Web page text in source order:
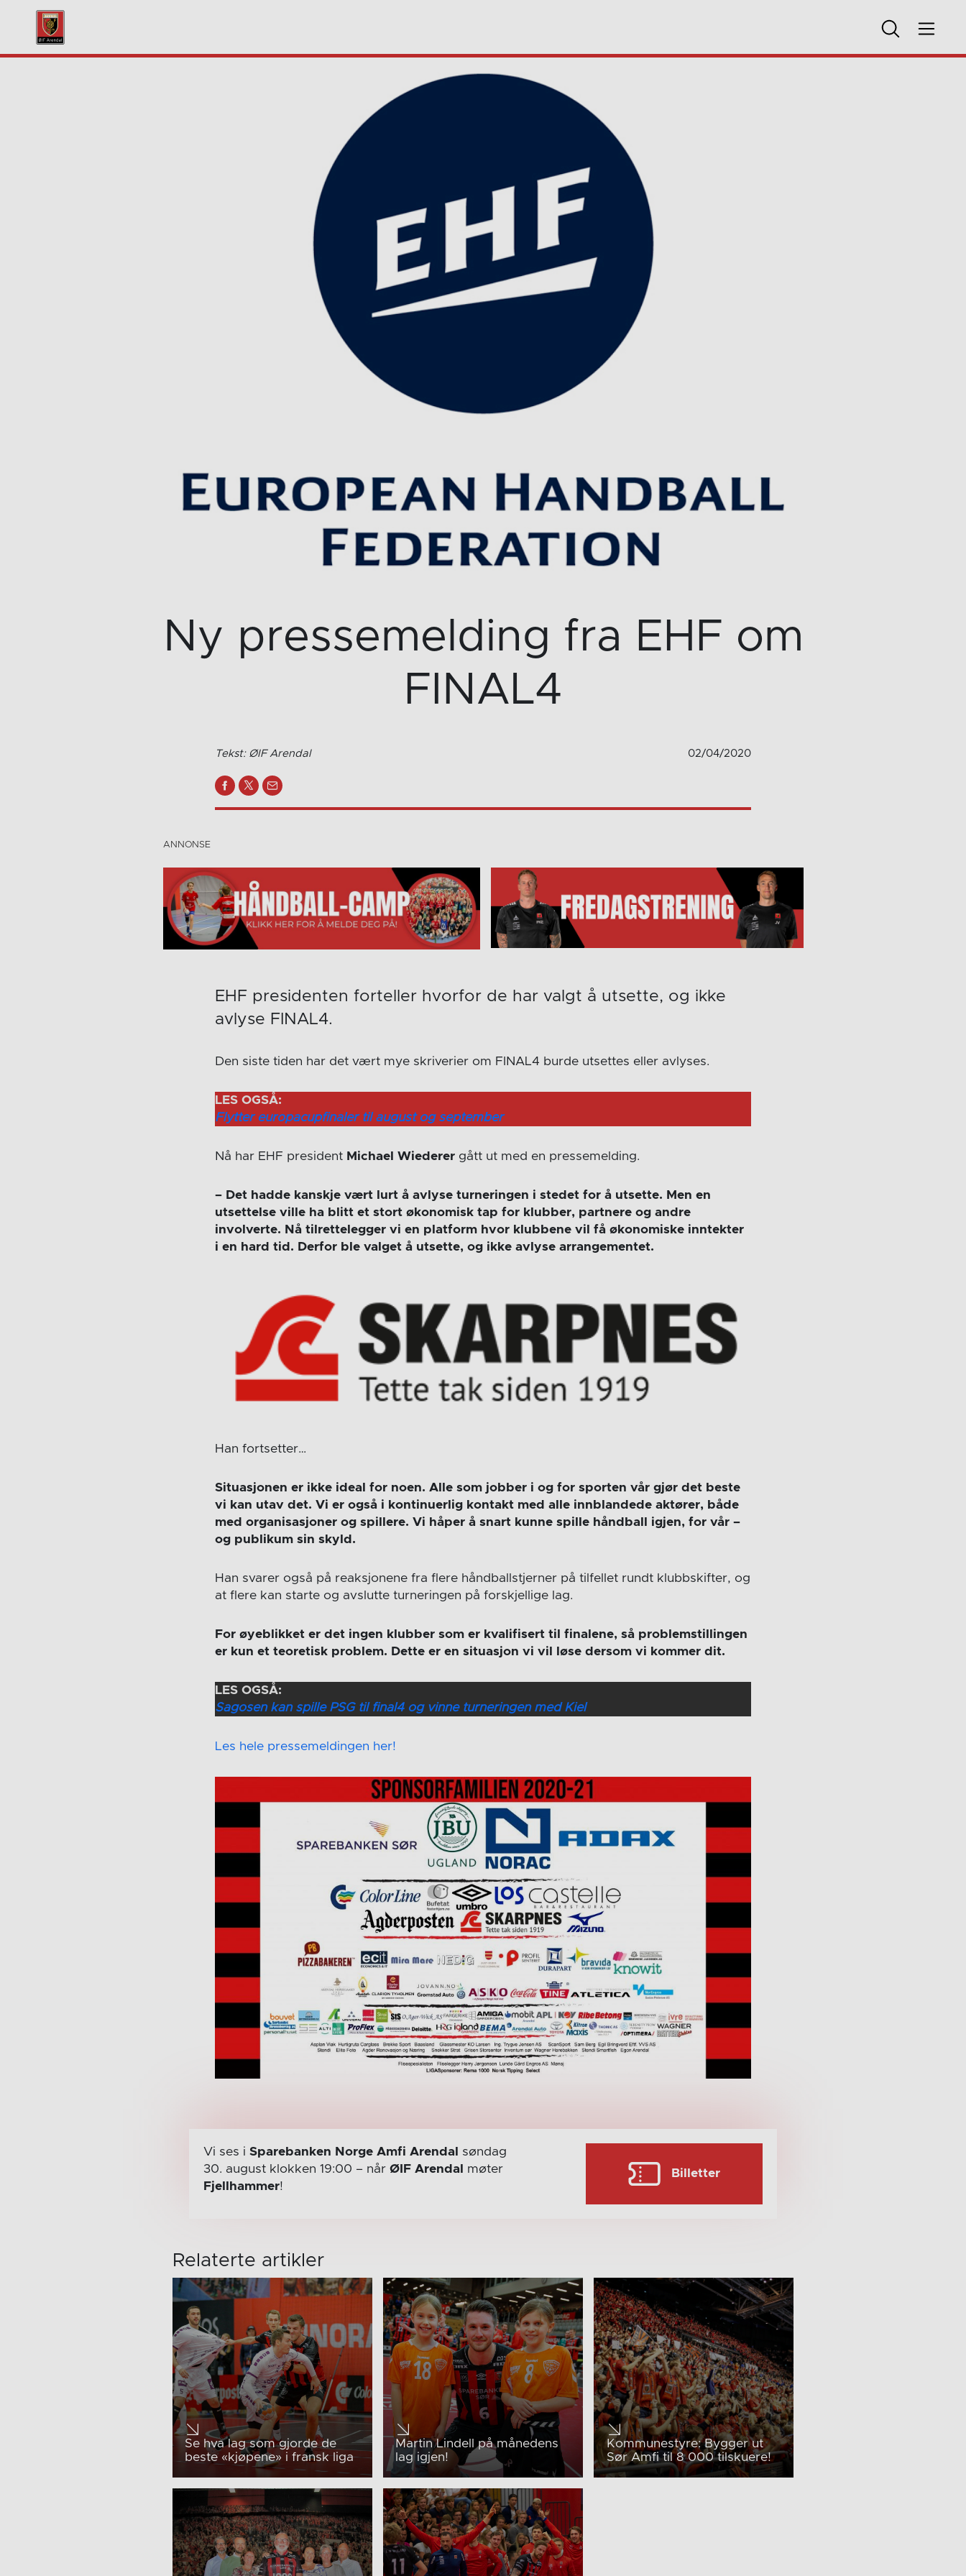
Ny pressemelding fra EHF om
FINAL4
Tekst: ØIF Arendal 02/04/2020
EHF presidenten forteller hvorfor de har valgt å utsette, og ikke
avlyse FINAL4.
Den siste tiden har det vært mye skriverier om FINAL4 burde utsettes eller avlyses.
LES OGSÅ:
Flytter europacupfinaler til august og september
Nå har EHF president Michael Wiederer gått ut med en pressemelding.
– Det hadde kanskje vært lurt å avlyse turneringen i stedet for å utsette. Men en
utsettelse ville ha blitt et stort økonomisk tap for klubber, partnere og andre
involverte. Nå tilrettelegger vi en platform hvor klubbene vil få økonomiske inntekter
i en hard tid. Derfor ble valget å utsette, og ikke avlyse arrangementet.
Han fortsetter…
Situasjonen er ikke ideal for noen. Alle som jobber i og for sporten vår gjør det beste
vi kan utav det. Vi er også i kontinuerlig kontakt med alle innblandede aktører, både
med organisasjoner og spillere. Vi håper å snart kunne spille håndball igjen, for vår –
og publikum sin skyld.
Han svarer også på reaksjonene fra flere håndballstjerner på tilfellet rundt klubbskifter, og
at flere kan starte og avslutte turneringen på forskjellige lag.
For øyeblikket er det ingen klubber som er kvalifisert til finalene, så problemstillingen
er kun et teoretisk problem. Dette er en situasjon vi vil løse dersom vi kommer dit.
LES OGSÅ:
Sagosen kan spille PSG til final4 og vinne turneringen med Kiel
Les hele pressemeldingen her!
Vi ses i Sparebanken Norge Amfi Arendal
søndag
30. august klokken 19:00 – når ØIF Arendal
møter
Fjellhammer!
Billetter
Relaterte artikler
Se hva lag som gjorde de
beste «kjøpene» i fransk liga
Martin Lindell på månedens
lag igjen!
Kommunestyre: Bygger ut
Sør Amfi til 8 000 tilskuere!